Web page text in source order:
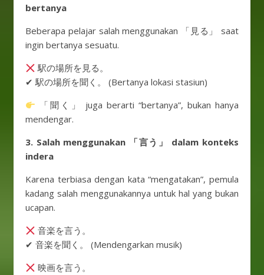
bertanya
Beberapa pelajar salah menggunakan 「見る」 saat
ingin bertanya sesuatu.
駅の場所を見る。
✔ 駅の場所を聞く。 (Bertanya lokasi stasiun)
「聞く」 juga berarti “bertanya”, bukan hanya
mendengar.
3. Salah menggunakan 「言う」 dalam konteks
indera
Karena terbiasa dengan kata “mengatakan”, pemula
kadang salah menggunakannya untuk hal yang bukan
ucapan.
音楽を言う。
✔ 音楽を聞く。 (Mendengarkan musik)
映画を言う。